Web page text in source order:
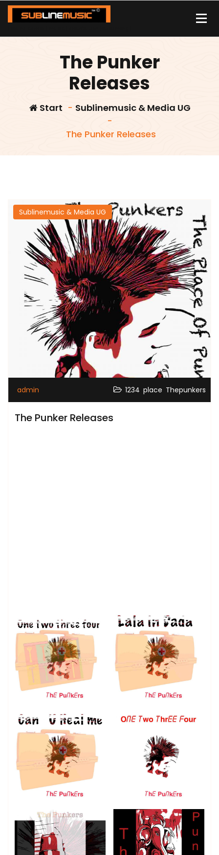
Zum
Inhalt
The Punker
Releases
Start - Sublinemusic & Media UG
-
The Punker Releases
Sublinemusic & Media UG
admin 1234 place Thepunkers
The Punker Releases